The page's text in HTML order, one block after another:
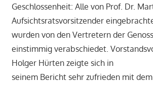
Geschlossenheit: Alle von Prof. Dr.
Aufsichtsratsvorsitzender
wurden von den Vertretern der
einstimmig verabschiedet.
Holger Hürten zeigte sich in
seinem Bericht sehr zufrieden mit